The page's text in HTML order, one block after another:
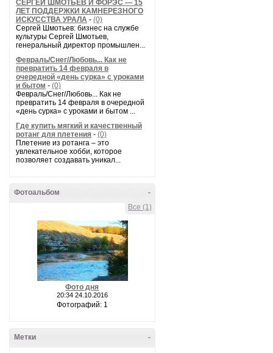
СЕРГЕЙ ШМОТЬЕВ И ФОРЭС — 15
ЛЕТ ПОДДЕРЖКИ КАМНЕРЕЗНОГО
ИСКУССТВА УРАЛА - (0)
Сергей Шмотьев: бизнес на службе
культуры Сергей Шмотьев,
генеральный директор промышлен...
Февраль/Снег/Любовь... Как не
превратить 14 февраля в
очередной «день сурка» с уроками
и бытом - (0)
Февраль/Снег/Любовь... Как не
превратить 14 февраля в очередной
«день сурка» с уроками и бытом ...
Где купить мягкий и качественный
ротанг для плетения - (0)
Плетение из ротанга – это
увлекательное хобби, которое
позволяет создавать уникал...
-
Фотоальбом
Все (1)
Фото дня
20:34 24.10.2016
Фотографий: 1
-
Метки